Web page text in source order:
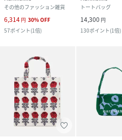
その他のファッション雑貨
6,314 円 30%OFF
57ポイント(1倍)
トートバッグ
14,300 円
130ポイント(1倍)